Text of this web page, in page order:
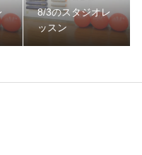
8/3のスタジオレ
ッスン